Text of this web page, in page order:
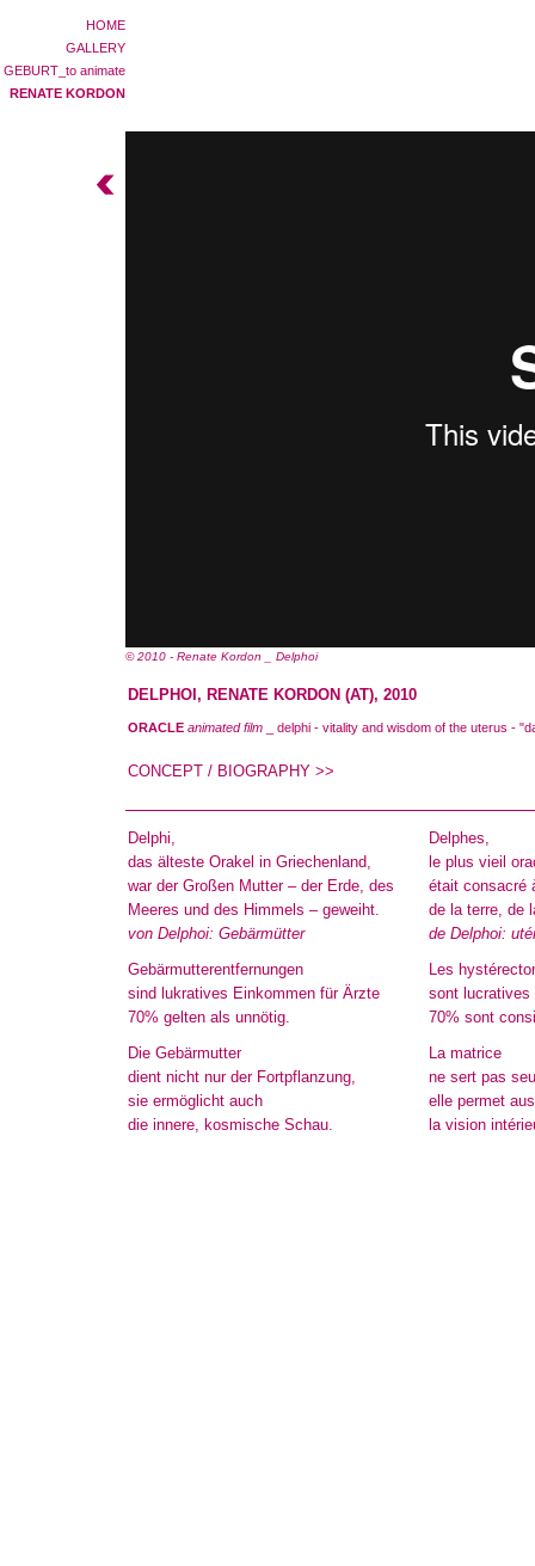
HOME
GALLERY
GEBURT_to animate
RENATE KORDON
© 2010 - Renate Kordon _ Delphoi
DELPHOI, RENATE KORDON (AT), 2010
ORACLE animated film _ delphi - vitality and wisdom of the uterus -
CONCEPT / BIOGRAPHY >>
Delphi,
das älteste Orakel in Griechenland,
war der Großen Mutter – der Erde, des
Meeres und des Himmels – geweiht.
von Delphoi: Gebärmütter
Gebärmutterentfernungen
sind lukratives Einkommen für Ärzte
70% gelten als unnötig.
Die Gebärmutter
dient nicht nur der Fortpflanzung,
sie ermöglicht auch
die innere, kosmische Schau.
Delphes,
le plus vieil
était consacré
de la terre, de
de Delphoi:
Les
sont lucratives
70% sont
La matrice
ne sert pas
elle permet
la vision